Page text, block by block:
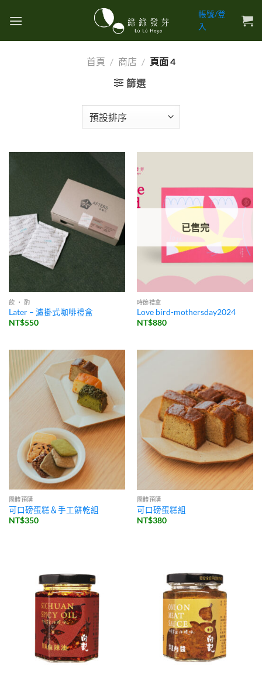
帳號/登
入
首頁 / 商店 / 頁面 4
篩選
飲 ・ 酌
Later – 濾掛式咖啡禮盒
NT$550
已售完
時節禮盒
Love bird-mothersday2024
NT$880
團體預購
可口磅蛋糕＆手工餅乾組
NT$350
團體預購
可口磅蛋糕組
NT$380